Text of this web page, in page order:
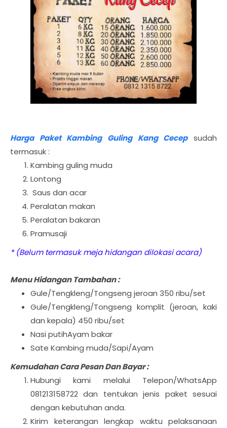
Harga Paket Kambing Guling Kang Cecepsudah
termasuk :
Kambing guling muda
Lontong
Saus dan acar
Peralatan makan
Peralatan bakaran
Pramusaji
* (Belum termasuk meja hidangan dilokasi acara)
Menu Hidangan Tambahan :
Gule/Tengkleng/Tongseng jeroan 350 ribu/set
Gule/Tengkleng/Tongseng komplit (jeroan, kaki
dan kepala) 450 ribu/set
Nasi putihAyam bakar
Sate Kambing muda/Sapi/Ayam
Kemudahan Cara Pesan Dan Bayar :
Hubungi kami melalui Telepon/WhatsApp
081213158722 dan tentukan jenis paket sesuai
dengan kebutuhan anda.
Kirim keterangan lengkap waktu pelaksanaan